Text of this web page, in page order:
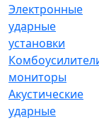
Электронные
ударные
установки
мониторы
Акустические
ударные